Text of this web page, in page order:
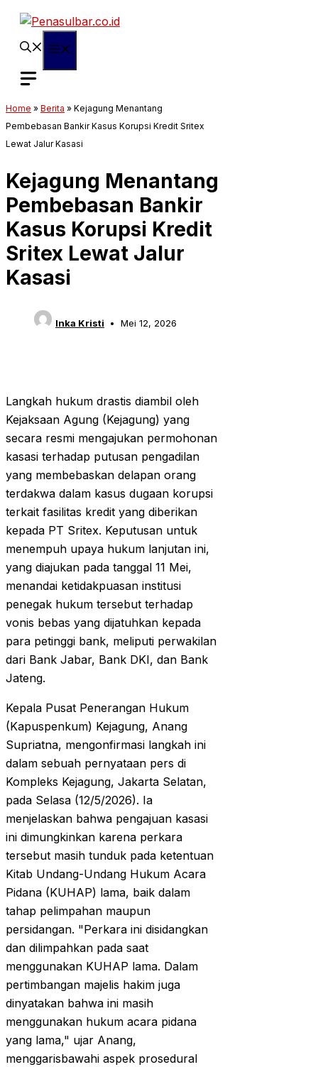
Langsung
Home » Berita » Kejagung Menantang
Pembebasan Bankir Kasus Korupsi Kredit Sritex
Lewat Jalur Kasasi
Kejagung Menantang
Pembebasan Bankir
Kasus Korupsi Kredit
Sritex Lewat Jalur
Kasasi
Inka Kristi Mei 12, 2026
Langkah hukum drastis diambil oleh
Kejaksaan Agung (Kejagung) yang
secara resmi mengajukan permohonan
kasasi terhadap putusan pengadilan
yang membebaskan delapan orang
terdakwa dalam kasus dugaan korupsi
terkait fasilitas kredit yang diberikan
kepada PT Sritex. Keputusan untuk
menempuh upaya hukum lanjutan ini,
yang diajukan pada tanggal 11 Mei,
menandai ketidakpuasan institusi
penegak hukum tersebut terhadap
vonis bebas yang dijatuhkan kepada
para petinggi bank, meliputi perwakilan
dari Bank Jabar, Bank DKI, dan Bank
Jateng.
Kepala Pusat Penerangan Hukum
(Kapuspenkum) Kejagung, Anang
Supriatna, mengonfirmasi langkah ini
dalam sebuah pernyataan pers di
Kompleks Kejagung, Jakarta Selatan,
pada Selasa (12/5/2026). Ia
menjelaskan bahwa pengajuan kasasi
ini dimungkinkan karena perkara
tersebut masih tunduk pada ketentuan
Kitab Undang-Undang Hukum Acara
Pidana (KUHAP) lama, baik dalam
tahap pelimpahan maupun
persidangan. "Perkara ini disidangkan
dan dilimpahkan pada saat
menggunakan KUHAP lama. Dalam
pertimbangan majelis hakim juga
dinyatakan bahwa ini masih
menggunakan hukum acara pidana
yang lama," ujar Anang,
menggarisbawahi aspek prosedural